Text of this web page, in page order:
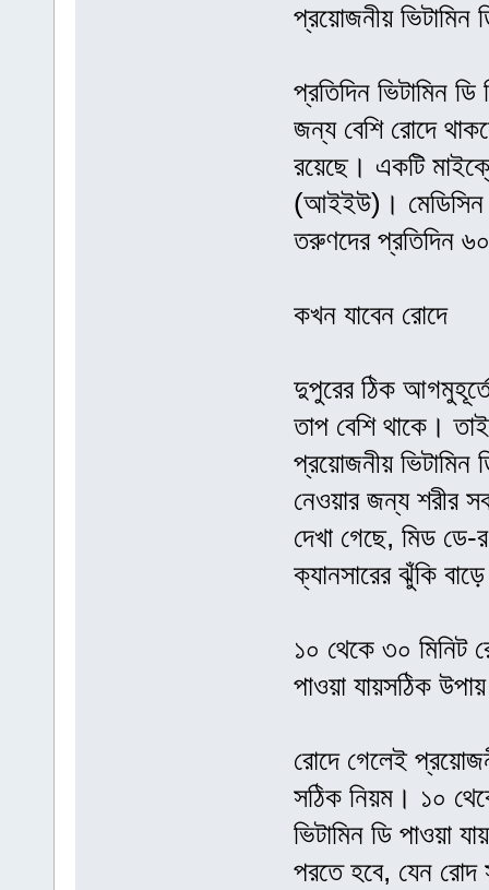
প্রয়োজনীয় ভিটামিন
প্রতিদিন ভিটামিন ডি
জন্য বেশি রোদে
রয়েছে। একটি
(আইইউ)। মেডিসিন
তরুণদের প্রতিদিন
কখন যাবেন রোদে
দুপুরের ঠিক
তাপ বেশি থাকে।
প্রয়োজনীয় ভিটামিন
নেওয়ার জন্য শরীর
দেখা গেছে, মিড
ক্যানসারের ঝুঁকি
১০ থেকে ৩০ মিনিট
পাওয়া যায়সঠিক উপায়
রোদে গেলেই
সঠিক নিয়ম। ১০
ভিটামিন ডি পাওয়া
পরতে হবে, যেন রোদ